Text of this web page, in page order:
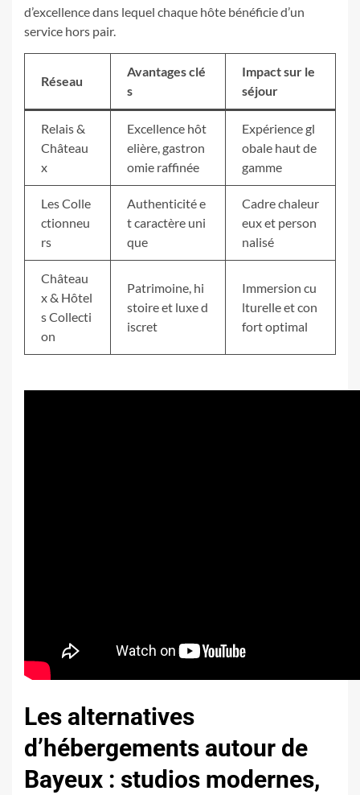
d’excellence dans lequel chaque hôte bénéficie d’un
service hors pair.
Réseau
Avantages clé
s
Impact sur le
séjour
Relais &
Château
x
Excellence hôt
elière, gastron
omie raffinée
Expérience gl
obale haut de
gamme
Les Colle
ctionneu
rs
Authenticité e
t caractère uni
que
Cadre chaleur
eux et person
nalisé
Château
x & Hôtel
s Collecti
on
Patrimoine, hi
stoire et luxe d
iscret
Immersion cu
lturelle et con
fort optimal
Les alternatives
d’hébergements autour de
Bayeux : studios modernes,